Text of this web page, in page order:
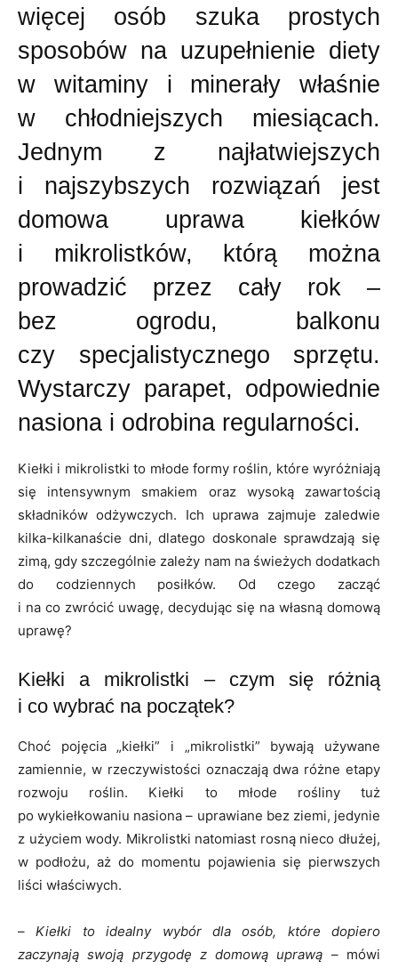
więcej osób szuka prostych
sposobów na uzupełnienie diety
w witaminy i minerały właśnie
w chłodniejszych miesiącach.
Jednym z najłatwiejszych
i najszybszych rozwiązań jest
domowa uprawa kiełków
i mikrolistków, którą można
prowadzić przez cały rok –
bez ogrodu, balkonu
czy specjalistycznego sprzętu.
Wystarczy parapet, odpowiednie
nasiona i odrobina regularności.
Kiełki i mikrolistki to młode formy roślin, które wyróżniają
się intensywnym smakiem oraz wysoką zawartością
składników odżywczych. Ich uprawa zajmuje zaledwie
kilka-kilkanaście dni, dlatego doskonale sprawdzają się
zimą, gdy szczególnie zależy nam na świeżych dodatkach
do codziennych posiłków. Od czego zacząć
i na co zwrócić uwagę, decydując się na własną domową
uprawę?
Kiełki a mikrolistki – czym się różnią
i co wybrać na początek?
Choć pojęcia „kiełki” i „mikrolistki” bywają używane
zamiennie, w rzeczywistości oznaczają dwa różne etapy
rozwoju roślin. Kiełki to młode rośliny tuż
po wykiełkowaniu nasiona – uprawiane bez ziemi, jedynie
z użyciem wody. Mikrolistki natomiast rosną nieco dłużej,
w podłożu, aż do momentu pojawienia się pierwszych
liści właściwych.
–Kiełki to idealny wybór dla osób, które dopiero
zaczynają swoją przygodę z domową uprawą – mówi